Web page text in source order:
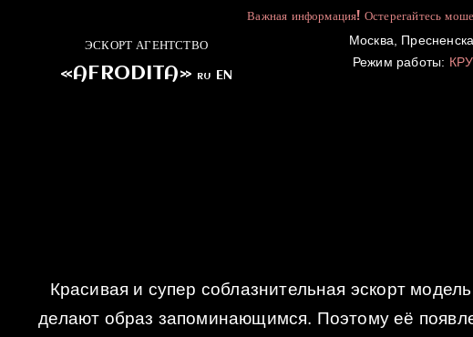
Важная информация! Остерегайтесь
ЭСКОРТ АГЕНТСТВО
«AFRODITA» RU EN
Москва,
Режим работы:
Красивая и супер соблазнительная эскорт
делают образ запоминающимся. Поэтому её